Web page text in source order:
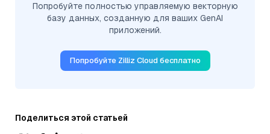
Попробуйте полностью управляемую векторную
базу данных, созданную для ваших GenAI
приложений.
Попробуйте Zilliz Cloud бесплатно
Поделиться этой статьей